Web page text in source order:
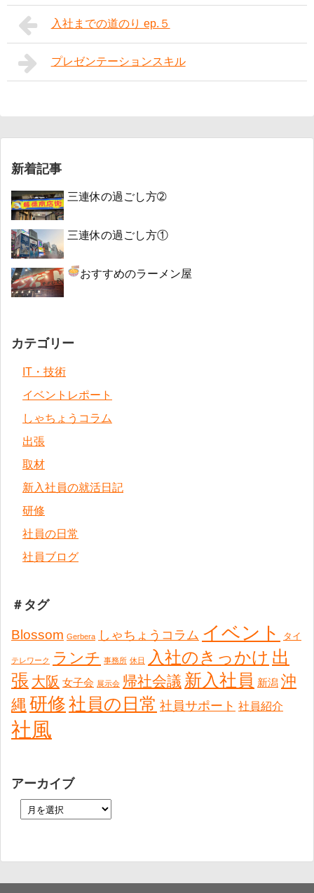
入社までの道のり ep.５
プレゼンテーションスキル
新着記事
三連休の過ごし方➁
三連休の過ごし方①
おすすめのラーメン屋
カテゴリー
IT・技術
イベントレポート
しゃちょうコラム
出張
取材
新入社員の就活日記
研修
社員の日常
社員ブログ
＃タグ
Blossom Gerbera しゃちょうコラム イベント タイ
テレワーク ランチ 事務所 休日 入社のきっかけ 出
張 大阪 女子会 展示会 帰社会議 新入社員 新潟 沖
縄 研修社員の日常 社員サポート 社員紹介
社風
アーカイブ